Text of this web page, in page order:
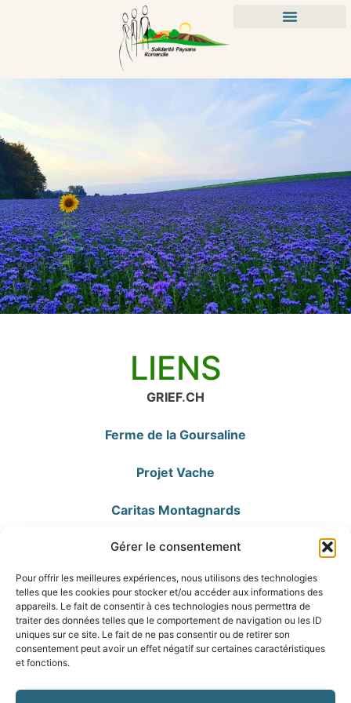
Gérer le consentement
Pour offrir les meilleures expériences, nous utilisons des technologies
telles que les cookies pour stocker et/ou accéder aux informations des
appareils. Le fait de consentir à ces technologies nous permettra de
traiter des données telles que le comportement de navigation ou les ID
uniques sur ce site. Le fait de ne pas consentir ou de retirer son
consentement peut avoir un effet négatif sur certaines caractéristiques
et fonctions.
LIENS
GRIEF.CH
Ferme de la Goursaline
Projet Vache
Caritas Montagnards
Placement familial
Remise de ferme